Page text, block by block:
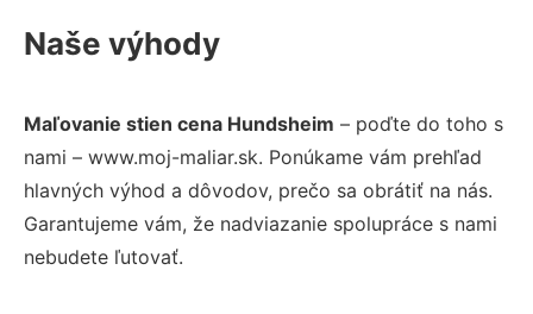
Naše výhody
Maľovanie stien cena Hundsheim – poďte do toho s
nami – www.moj-maliar.sk. Ponúkame vám prehľad
hlavných výhod a dôvodov, prečo sa obrátiť na nás.
Garantujeme vám, že nadviazanie spolupráce s nami
nebudete ľutovať.